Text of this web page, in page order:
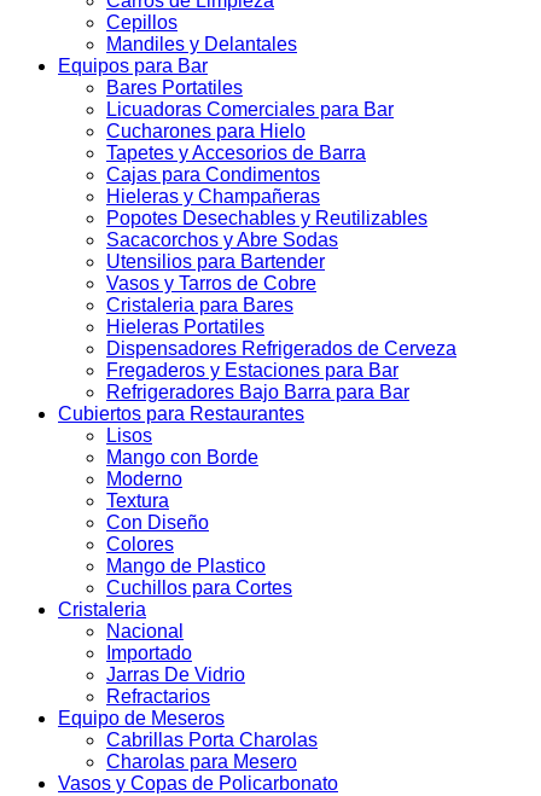
Cepillos
Mandiles y Delantales
Equipos para Bar
Bares Portatiles
Licuadoras Comerciales para Bar
Cucharones para Hielo
Tapetes y Accesorios de Barra
Cajas para Condimentos
Hieleras y Champañeras
Popotes Desechables y Reutilizables
Sacacorchos y Abre Sodas
Utensilios para Bartender
Vasos y Tarros de Cobre
Cristaleria para Bares
Hieleras Portatiles
Dispensadores Refrigerados de Cerveza
Fregaderos y Estaciones para Bar
Refrigeradores Bajo Barra para Bar
Cubiertos para Restaurantes
Lisos
Mango con Borde
Moderno
Textura
Con Diseño
Colores
Mango de Plastico
Cuchillos para Cortes
Cristaleria
Nacional
Importado
Jarras De Vidrio
Refractarios
Equipo de Meseros
Cabrillas Porta Charolas
Charolas para Mesero
Vasos y Copas de Policarbonato